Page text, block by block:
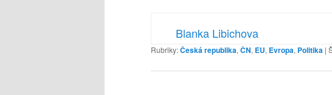
Blanka Libichova
Rubriky:Česká republika,ČN, EU, Evropa, Politika |